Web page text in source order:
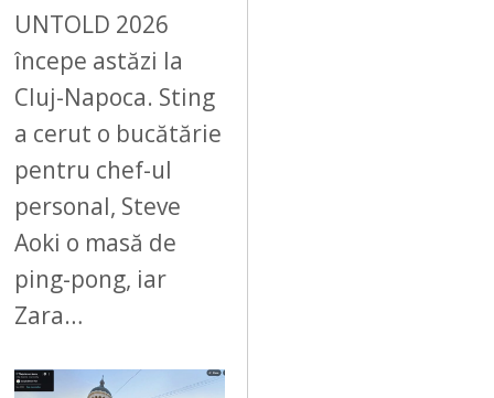
UNTOLD 2026
începe astăzi la
Cluj-Napoca. Sting
a cerut o bucătărie
pentru chef-ul
personal, Steve
Aoki o masă de
ping-pong, iar
Zara…